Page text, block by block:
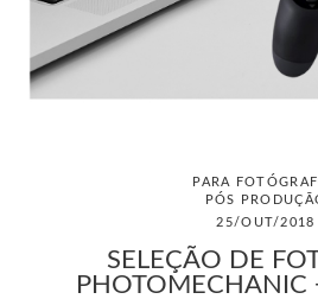
PARA
PÓS
25/OUT/2018
SELEÇÃO DE
PHOTOMECHANIC